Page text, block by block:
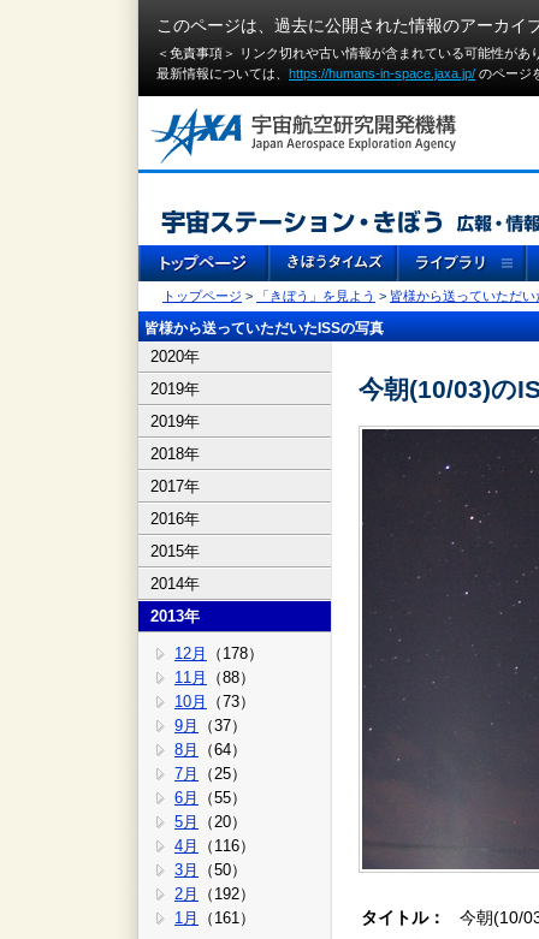
このページは、過去に公開された情報のアーカイ
＜免責事項＞ リンク切れや古い情報が含まれている可能性が
最新情報については、 https://humans-in-space.jaxa.jp/ のページ
トップページ > 「きぼう」を見よう > 皆様から送っていただい
皆様から送っていただいたISSの写真
2020年
2019年
2019年
2018年
2017年
2016年
2015年
2014年
2013年
12月
（178）
11月
（88）
10月
（73）
9月
（37）
8月
（64）
7月
（25）
6月
（55）
5月
（20）
4月
（116）
3月
（50）
2月
（192）
1月
（161）
今朝(10/03)の
タイトル：
今朝(10/